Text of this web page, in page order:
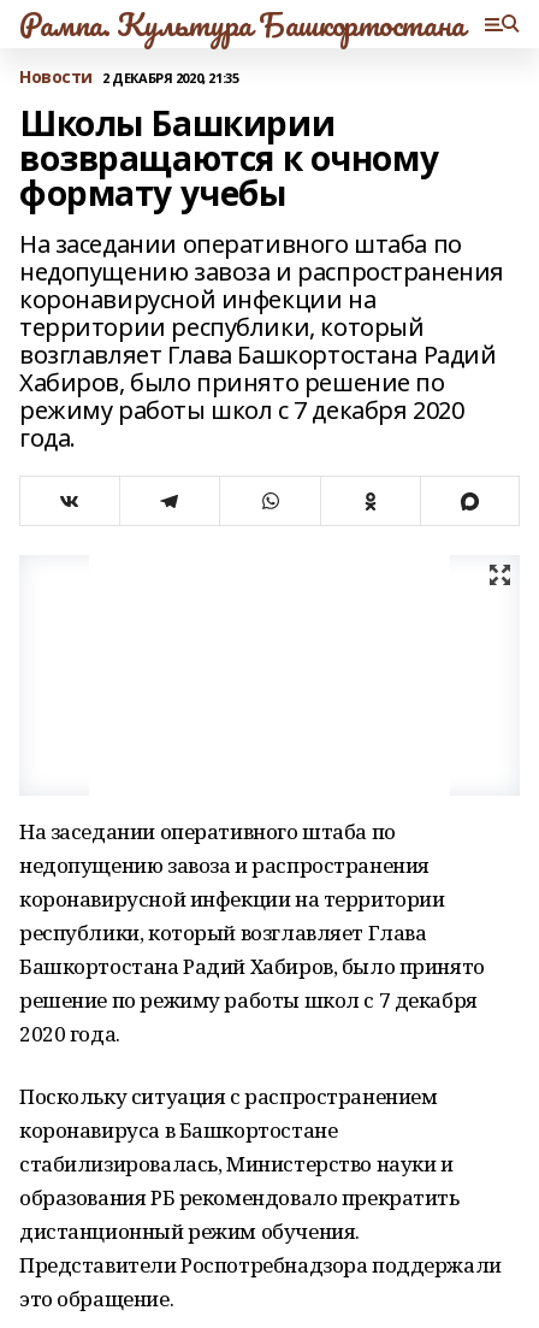
Рампа. Культура Башкортостана
Новости 2 ДЕКАБРЯ 2020, 21:35
Школы Башкирии
возвращаются к очному
формату учебы
На заседании оперативного штаба по
недопущению завоза и распространения
коронавирусной инфекции на
территории республики, который
возглавляет Глава Башкортостана Радий
Хабиров, было принято решение по
режиму работы школ с 7 декабря 2020
года.
На заседании оперативного штаба по
недопущению завоза и распространения
коронавирусной инфекции на территории
республики, который возглавляет Глава
Башкортостана Радий Хабиров, было принято
решение по режиму работы школ с 7 декабря
2020 года.
Поскольку ситуация с распространением
коронавируса в Башкортостане
стабилизировалась, Министерство науки и
образования РБ рекомендовало прекратить
дистанционный режим обучения.
Представители Роспотребнадзора поддержали
это обращение.